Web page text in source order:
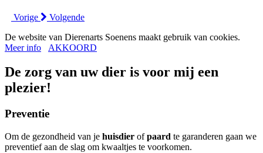
Vorige
Volgende
De website van Dierenarts Soenens maakt gebruik van cookies.
Meer info
AKKOORD
De zorg van uw dier is voor mij een
plezier!
Preventie
Om de gezondheid van je huisdier ofpaard te garanderen gaan we
preventief aan de slag om kwaaltjes te voorkomen.